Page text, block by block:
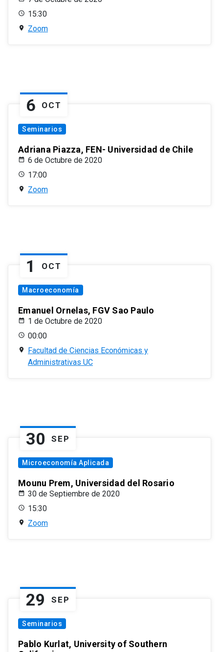
15:30
Zoom
6 OCT
Seminarios
Adriana Piazza, FEN- Universidad de Chile
6 de Octubre de 2020
17:00
Zoom
1 OCT
Macroeconomía
Emanuel Ornelas, FGV Sao Paulo
1 de Octubre de 2020
00:00
Facultad de Ciencias Económicas y
Administrativas UC
30 SEP
Microeconomía Aplicada
Mounu Prem, Universidad del Rosario
30 de Septiembre de 2020
15:30
Zoom
29 SEP
Seminarios
Pablo Kurlat, University of Southern